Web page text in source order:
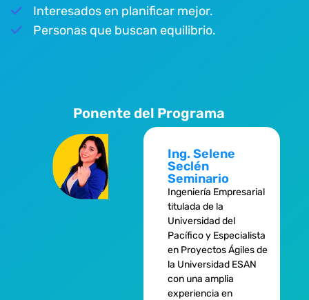
Ponente del Programa
Ing. Selene
Seclén
Seminario
Ingeniería Empresarial
titulada de la
Universidad del
Pacífico y Especialista
en Proyectos Ágiles de
la Universidad ESAN
con una amplia
experiencia en
Interesados en planificar mejor.
Personas que buscan equilibrio.